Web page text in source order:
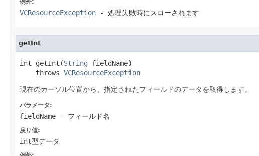
VCResourceException - 処理失敗時にスローされます
getInt
int getInt(String fieldName)
    throws
VCResourceException
現在のカーソル位置から、指定されたフィールドのデータを取得します。
パラメータ:
fieldName - フィールド名
戻り値:
int型データ